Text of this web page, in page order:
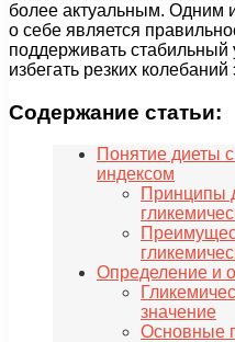
более актуальным. Одним
о себе является
поддерживать стабильный
избегать резких колебаний
Содержание статьи:
Понятие диеты
индексом
Принципы
Определение и
значение
Основные